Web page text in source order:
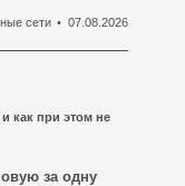
никто не
сети 07.08.2026
как при этом не
за одну